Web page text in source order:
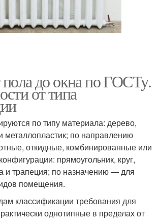
до окна по ГОСТу.
от типа
по типу материала: дерево,
по направлению
откидные, комбинированные или
прямоугольник, круг,
и трапеция; по назначению — для
помещения.
классификации требования для
однотипные в пределах от